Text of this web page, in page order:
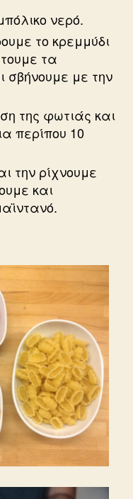
νερό.
το κρεμμύδι
τα
σβήνουμε με την
της φωτιάς και
περίπου 10
την ρίχνουμε
και